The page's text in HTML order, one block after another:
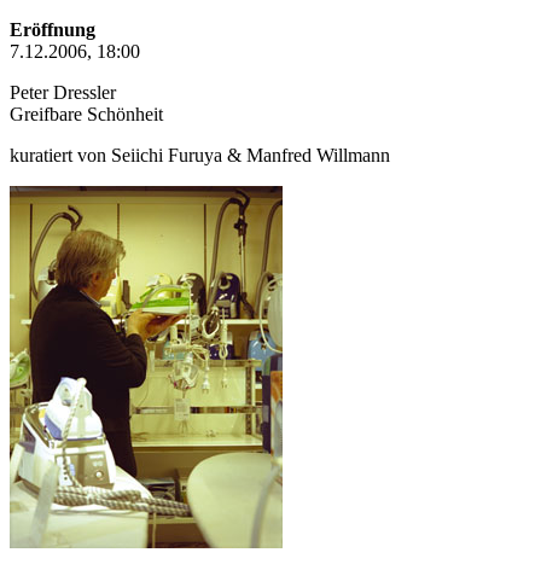
Eröffnung
7.12.2006, 18:00
Peter Dressler
Greifbare Schönheit
kuratiert von Seiichi Furuya & Manfred Willmann